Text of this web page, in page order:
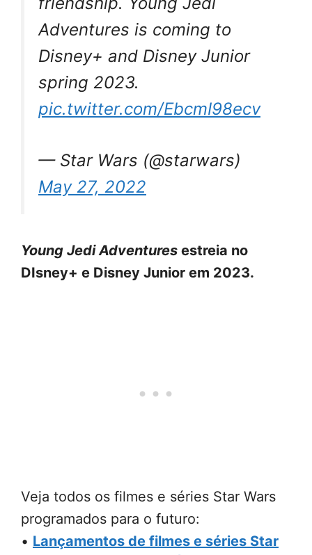
Adventures is coming to
Disney+ and Disney Junior
spring 2023.
pic.twitter.com/EbcmI98ecv
— Star Wars (@starwars)
May 27, 2022
Young Jedi Adventures estreia no
DIsney+ e Disney Junior em 2023.
Veja todos os filmes e séries Star Wars
programados para o futuro:
• Lançamentos de filmes e séries Star